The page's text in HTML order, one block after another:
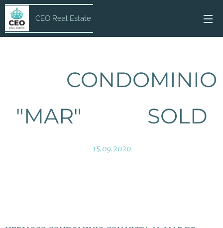
CEO Real Estate
CONDOMINIO
"MAR" SOLD
15.09.2020